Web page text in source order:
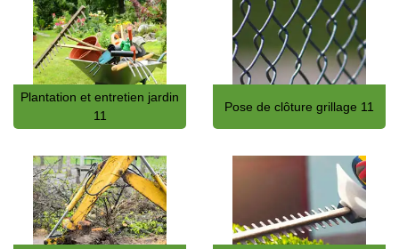
Plantation et entretien jardin
11
Pose de clôture grillage 11